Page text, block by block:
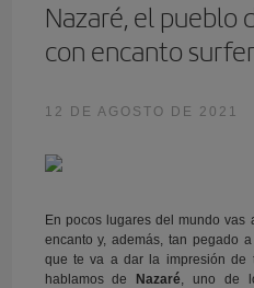
Nazaré, el pueblo
con encanto
12 DE AGOSTO DE 2021
En pocos lugares del mundo
encanto y, además, tan pegado
que te va a dar la impresión de
hablamos de
Nazaré, uno de